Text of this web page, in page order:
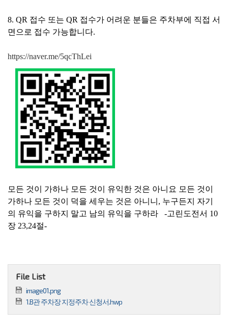
8. QR 접수 또는 QR 접수가 어려운 분들은 주차부에 직접 서
면으로 접수 가능합니다.
https://naver.me/5qcThLei
모든 것이 가하나 모든 것이 유익한 것은 아니요 모든 것이
가하나 모든 것이 덕을 세우는 것은 아니니, 누구든지 자기
의 유익을 구하지 말고 남의 유익을 구하라 -고린도전서 10
장 23,24절-
File List
image01.png
1.B관 주차장 지정주차 신청서.hwp